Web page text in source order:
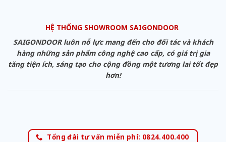
HỆ THỐNG SHOWROOM SAIGONDOOR
SAIGONDOOR luôn nỗ lực mang đến cho đối tác và khách
hàng những sản phẩm công nghệ cao cấp, có giá trị gia
tăng tiện ích, sáng tạo cho cộng đồng một tương lai tốt đẹp
hơn!
Tổng đài tư vấn miễn phí: 0824.400.400